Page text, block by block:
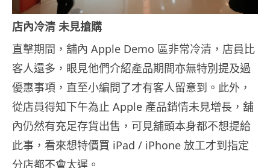
店內冷清 未見搶購
直擊期間，舖內 Apple Demo 區非常冷清，店員比
客人還多，眼見他們介紹產品期間亦無特別提及過
優惠事項，直至小編問了才有客人留意到。此外，
從店員得知下午為止 Apple 產品銷情未見增長，舖
內仍然有充足存貨出售，可見舖頭本身都不想提給
此事，看來想特價買 iPad / iPhone 放工才到指定
分店都不會太遲。